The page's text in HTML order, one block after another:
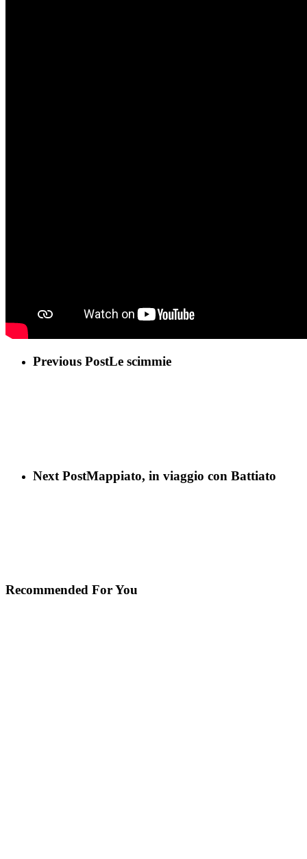
Previous PostLe scimmie
Next PostMappiato, in viaggio con Battiato
Recommended For You